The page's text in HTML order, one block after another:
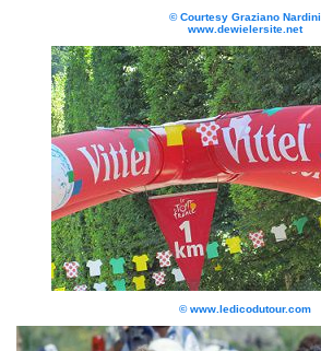
© Courtesy Graziano Nardini
www.dewielersite.net
© www.ledicodutour.com